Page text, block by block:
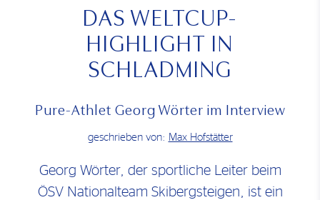
DAS WELTCUP-
HIGHLIGHT IN
SCHLADMING
Pure-Athlet Georg Wörter im Interview
geschrieben von: Max Hofstätter
Georg Wörter, der sportliche Leiter beim
ÖSV Nationalteam Skibergsteigen, ist ein